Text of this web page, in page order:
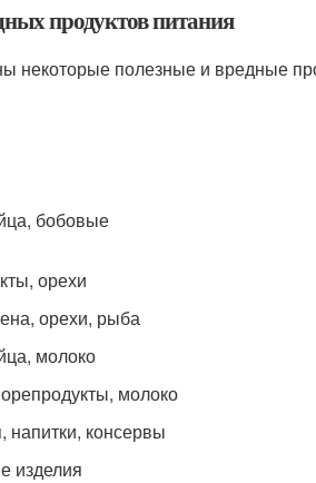
продуктов питания
некоторые полезные и вредные
бобовые
орехи
орехи, рыба
молоко
молоко
напитки, консервы
изделия